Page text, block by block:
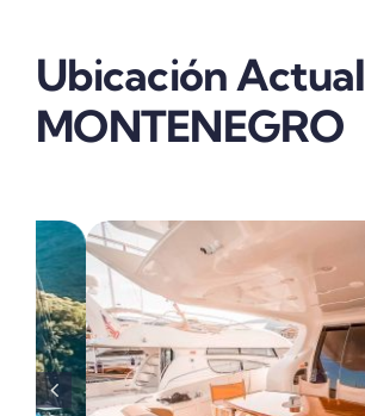
Ubicación Actual
MONTENEGRO